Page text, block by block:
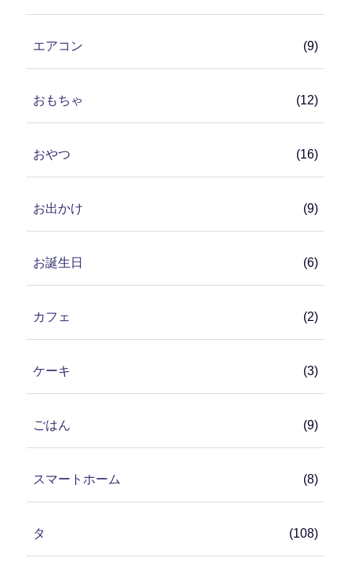
エアコン (9)
おもちゃ (12)
おやつ (16)
お出かけ (9)
お誕生日 (6)
カフェ (2)
ケーキ (3)
ごはん (9)
スマートホーム (8)
タ (108)